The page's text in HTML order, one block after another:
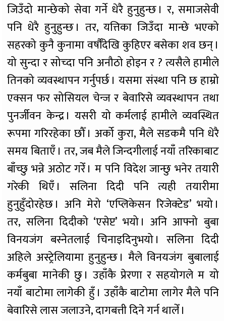
जिउँदो मान्छेको सेवा गर्ने धेरै हुनुहुन्छ । र, समाजसेवी
पनि धेरै हुनुहुन्छ । तर, यत्तिका जिउँदा मान्छे भएको
सहरको कुनै कुनामा वर्षौँदेखि कुहिएर बसेका शव छन् ।
यो सुन्दा र सोच्दा पनि अनौठो होइन र ? त्यसैले हामीले
तिनको व्यवस्थापन गर्नुपर्छ । यसमा संस्था पनि छ हाम्रो
एक्सन फर सोसियल चेन्ज र बेवारिसे व्यवस्थापन तथा
पुनर्जीवन केन्द्र । यसरी यो कर्मलाई हामीले व्यवस्थित
रूपमा गरिरहेका छौँ । अर्को कुरा, मैले सडकमै पनि धेरै
समय बिताएँ । तर, जब मैले जिन्दगीलाई नयाँ तरिकाबाट
बाँच्छु भन्ने अठोट गरेँ । म पनि विदेश जान्छु भनेर तयारी
गरेकी थिएँ । सलिना दिदी पनि त्यही तयारीमा
हुनुहुँदोरहेछ । अनि मेरो ‘एप्लिकेसन रिजेक्टेड’ भयो ।
तर, सलिना दिदीको ‘एसेप्ट’ भयो । अनि आफ्नो बुबा
विनयजंग बस्नेतलाई चिनाइदिनुभयो । सलिना दिदी
अहिले अस्ट्रेलियामा हुनुहुन्छ । मैले विनयजंग बुबालाई
कर्मबुबा मानेकी छु । उहाँकै प्रेरणा र सहयोगले म यो
नयाँ बाटोमा लागेकी हुँ । उहाँकै बाटोमा लागेर मैले पनि
बेवारिसे लास जलाउने, दागबत्ती दिने गर्न थालेँ ।